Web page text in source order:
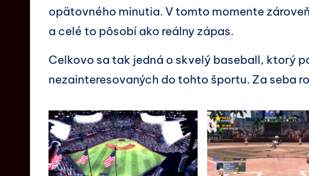
opätovného minutia. V tomto momente
a celé to pôsobí ako reálny zápas.
Celkovo sa tak jedná o skvelý baseball, ktorý
nezainteresovaných do tohto športu. Za seba